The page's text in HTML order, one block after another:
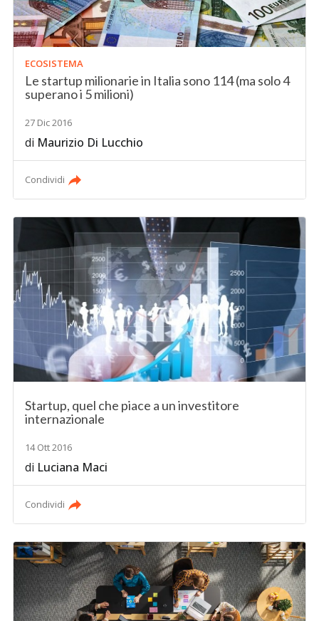
ECOSISTEMA
Le startup milionarie in Italia sono 114 (ma solo 4
superano i 5 milioni)
27 Dic 2016
di Maurizio Di Lucchio
Condividi
Startup, quel che piace a un investitore
internazionale
14 Ott 2016
di Luciana Maci
Condividi